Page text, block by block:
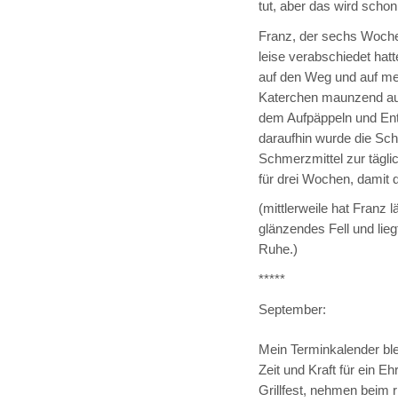
tut, aber das wird
Franz, der sechs
leise verabschiedet
auf den Weg und auf
Katerchen maunzend
dem Aufpäppeln und
daraufhin wurde die
Schmerzmittel zur
für drei Wochen, damit
(mittlerweile hat Franz
glänzendes Fell und
Ruhe.)
*****
September:
Mein Terminkalender
Zeit und Kraft für ein
Grillfest, nehmen beim